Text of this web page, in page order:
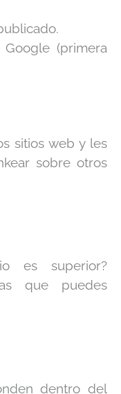
(primera
sitios web y les
sobre otros
es superior?
que puedes
dentro del